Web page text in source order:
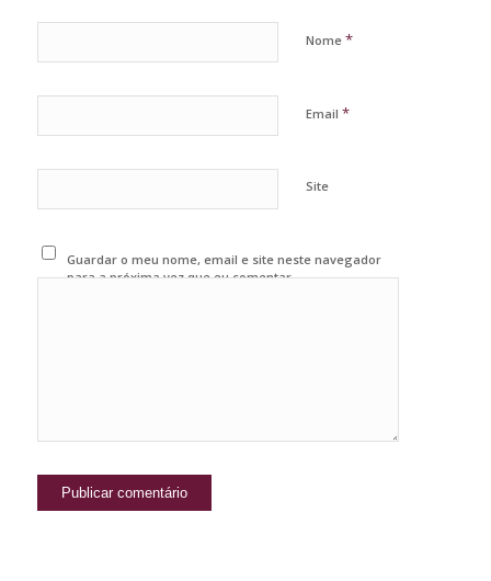
Nome *
Email *
Site
Guardar o meu nome, email e site neste navegador
para a próxima vez que eu comentar.